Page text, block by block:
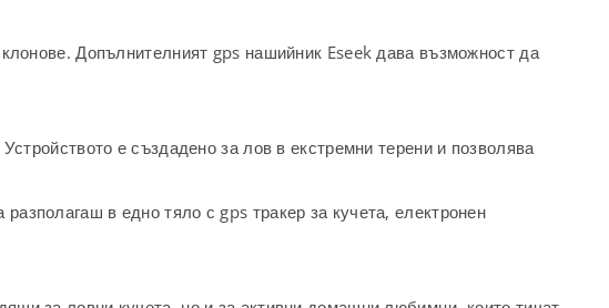
Допълнителният gps нашийник Eseek дава възможност да
е създадено за лов в екстремни терени и позволява
в едно тяло с gps тракер за кучета, електронен